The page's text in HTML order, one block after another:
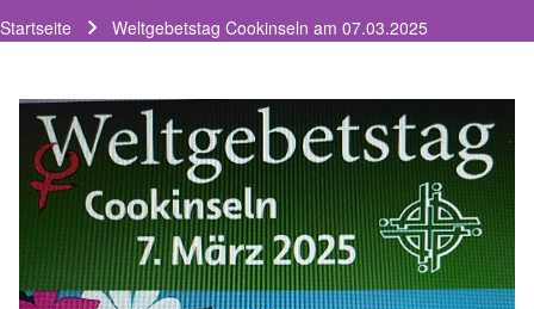
Pfadnavigation
Startseite Weltgebetstag Cookinseln am 07.03.2025